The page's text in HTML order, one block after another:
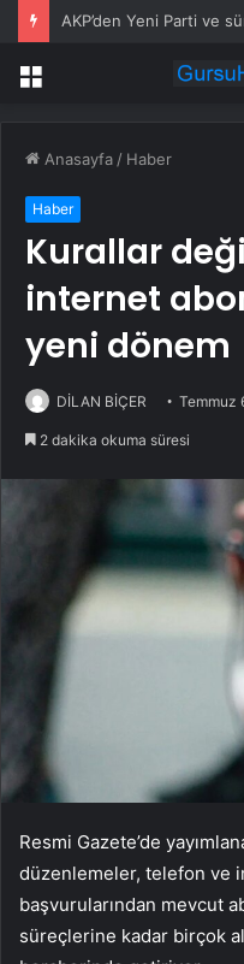
AKP’den Yeni Parti ve
Menü
Anasayfa / Haber
Haber
Kurallar
internet
yeni dönem
DİLAN BİÇER Temmuz
2 dakika okuma süresi
Resmi Gazete’de
düzenlemeler, telefon ve
başvurularından mevcut
süreçlerine kadar birçok